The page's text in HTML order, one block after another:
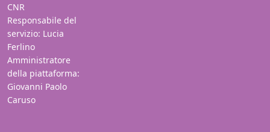
CNR
Responsabile del
servizio: Lucia
Ferlino
Amministratore
della piattaforma:
Giovanni Paolo
Caruso